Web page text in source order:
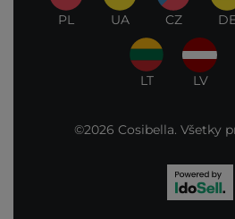
PL UA CZ
LT LV
©2026 Cosibella. Všetky